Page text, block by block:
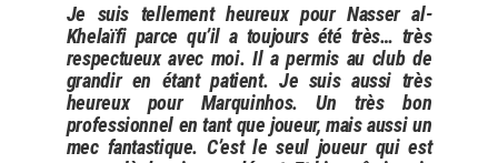
Je suis tellement heureux pour Nasser al-
Khelaïfi parce qu’il a toujours été très… très
respectueux avec moi. Il a permis au club de
grandir en étant patient. Je suis aussi très
heureux pour Marquinhos. Un très bon
professionnel en tant que joueur, mais aussi un
mec fantastique. C’est le seul joueur qui est